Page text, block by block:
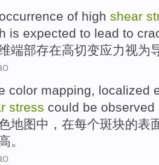
occurrence of high shear
is expected to lead to
端部存在高切变应力视为
color mapping localized
stress could be observed
地图中， 在每个斑块的表
。